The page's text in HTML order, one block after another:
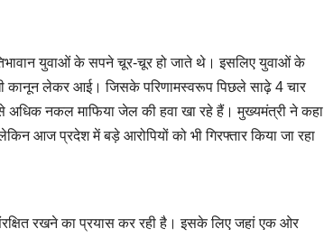
युवाओं के सपने चूर-चूर हो जाते थे। इसलिए युवाओं के
कानून लेकर आई। जिसके परिणामस्वरूप पिछले साढ़े 4 चार
अधिक नकल माफिया जेल की हवा खा रहे हैं। मुख्यमंत्री ने कहा
आज प्रदेश में बड़े आरोपियों को भी गिरफ्तार किया जा रहा
रखने का प्रयास कर रही है। इसके लिए जहां एक ओर